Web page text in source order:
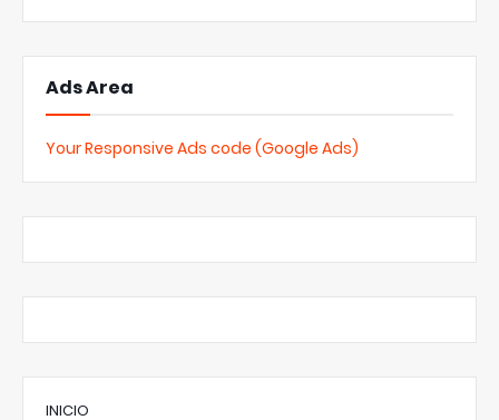
Ads Area
Your Responsive Ads code (Google Ads)
INICIO